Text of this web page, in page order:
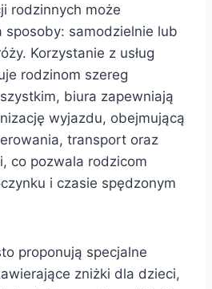
rodzinnych może
sposoby: samodzielnie lub
Korzystanie z usług
rodzinom szereg
biura zapewniają
wyjazdu, obejmującą
transport oraz
co pozwala rodzicom
i czasie spędzonym
proponują specjalne
zniżki dla dzieci,